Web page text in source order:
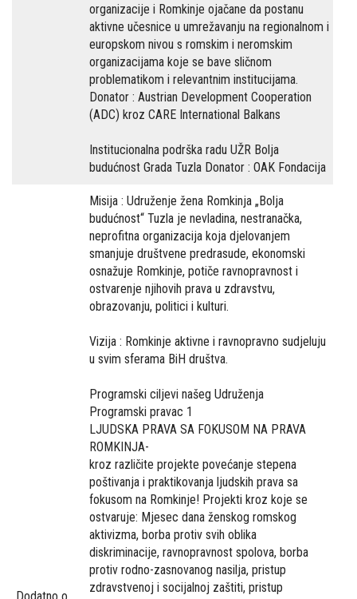
organizacije i Romkinje ojačane da postanu
aktivne učesnice u umrežavanju na regionalnom i
europskom nivou s romskim i neromskim
organizacijama koje se bave sličnom
problematikom i relevantnim institucijama.
Donator : Austrian Development Cooperation
(ADC) kroz CARE International Balkans
Institucionalna podrška radu UŽR Bolja
budućnost Grada Tuzla Donator : OAK Fondacija
Misija : Udruženje žena Romkinja „Bolja
budućnost“ Tuzla je nevladina, nestranačka,
neprofitna organizacija koja djelovanjem
smanjuje društvene predrasude, ekonomski
osnažuje Romkinje, potiče ravnopravnost i
ostvarenje njihovih prava u zdravstvu,
obrazovanju, politici i kulturi.
Vizija : Romkinje aktivne i ravnopravno sudjeluju
u svim sferama BiH društva.
Programski ciljevi našeg Udruženja
Programski pravac 1
LJUDSKA PRAVA SA FOKUSOM NA PRAVA
ROMKINJA-
kroz različite projekte povećanje stepena
poštivanja i praktikovanja ljudskih prava sa
fokusom na Romkinje! Projekti kroz koje se
ostvaruje: Mjesec dana ženskog romskog
aktivizma, borba protiv svih oblika
diskriminacije, ravnopravnost spolova, borba
protiv rodno-zasnovanog nasilja, pristup
zdravstvenoj i socijalnoj zaštiti, pristup